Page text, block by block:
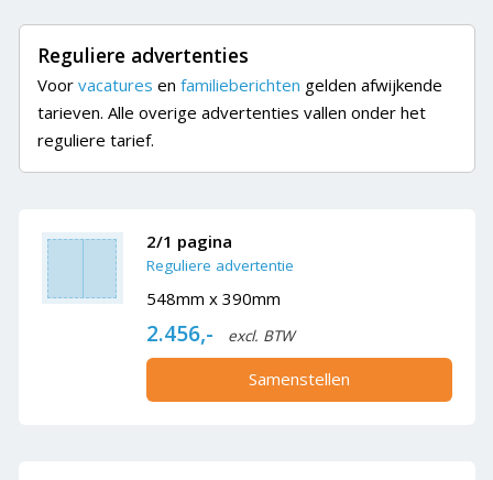
Reguliere advertenties
Voor vacatures en familieberichten gelden afwijkende
tarieven. Alle overige advertenties vallen onder het
reguliere tarief.
2/1 pagina
Reguliere advertentie
548mm x 390mm
2.456,- excl. BTW
Samenstellen